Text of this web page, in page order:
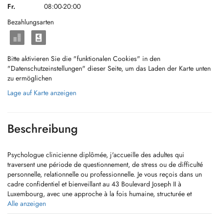
Fr.
08:00-20:00
Bezahlungsarten
Bitte aktivieren Sie die "funktionalen Cookies" in den
"Datenschutzeinstellungen" dieser Seite, um das Laden der Karte unten
zu ermöglichen
Lage auf Karte anzeigen
Beschreibung
Psychologue clinicienne diplômée, j'accueille des adultes qui
traversent une période de questionnement, de stress ou de difficulté
personnelle, relationnelle ou professionnelle. Je vous reçois dans un
cadre confidentiel et bienveillant au 43 Boulevard Joseph II à
Luxembourg, avec une approche à la fois humaine, structurée et
respectueuse de votre rythme.
Alle anzeigen